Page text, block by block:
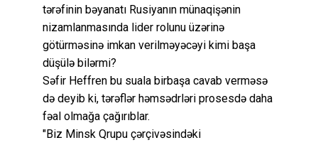
tərəfinin bəyanatı Rusiyanın münaqişənin
nizamlanmasında lider rolunu üzərinə
götürməsinə imkan verilməyəcəyi kimi başa
düşülə bilərmi?
Səfir Heffren bu suala birbaşa cavab verməsə
də deyib ki, tərəflər həmsədrləri prosesdə daha
fəal olmağa çağırıblar.
"Biz Minsk Qrupu çərçivəsindəki